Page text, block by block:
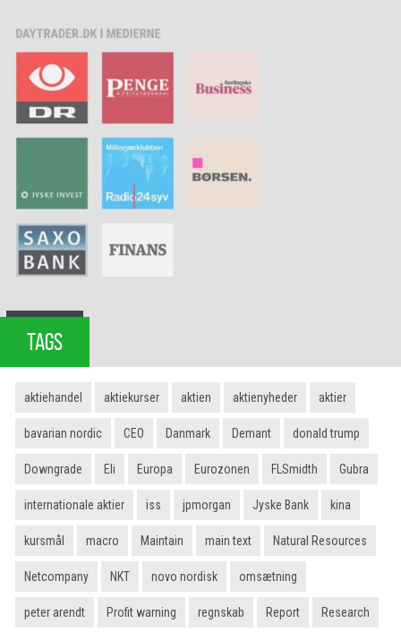
TAGS
aktiehandel aktiekurser aktien aktienyheder aktier
bavarian nordic CEO Danmark Demant donald trump
Downgrade Eli Europa Eurozonen FLSmidth Gubra
internationale aktier iss jpmorgan Jyske Bank kina
kursmål macro Maintain main text Natural Resources
Netcompany NKT novo nordisk omsætning
peter arendt Profit warning regnskab Report Research